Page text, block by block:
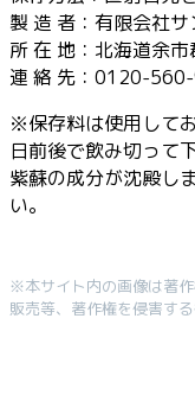
製 造 者：有限会社
所 在 地：北海道余
連 絡 先：0120-
※保存料は使用して
日前後で飲み切って
紫蘇の成分が沈殿し
い。
※本サイト内の画像は著
販売等、著作権を侵害す